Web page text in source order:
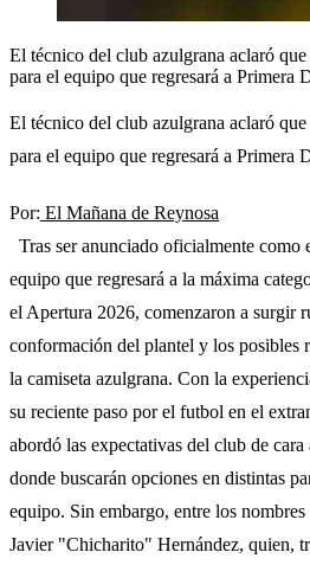
El técnico del club azulgrana aclaró
para el equipo que regresará a Primera
El técnico del club azulgrana aclaró
para el equipo que regresará a Primera
Por: El Mañana de Reynosa
Tras ser anunciado oficialmente como
equipo que regresará a la máxima
el Apertura 2026, comenzaron a surgir
conformación del plantel y los posibles
la camiseta azulgrana. Con la
su reciente paso por el futbol en el
abordó las expectativas del club de
donde buscarán opciones en distintas
equipo. Sin embargo, entre los
Javier "Chicharito" Hernández, quien,